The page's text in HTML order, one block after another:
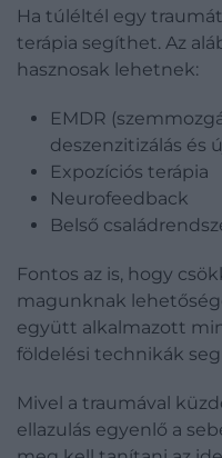
Ha túléltél egy
terápia segíthet. Az
hasznosak lehetnek:
EMDR
deszenzitizálás és
Expozíciós terápia
Neurofeedback
Belső
Fontos az is, hogy
magunknak
együtt alkalmazott
földelési technikák
Mivel a traumával
ellazulás egyenlő a